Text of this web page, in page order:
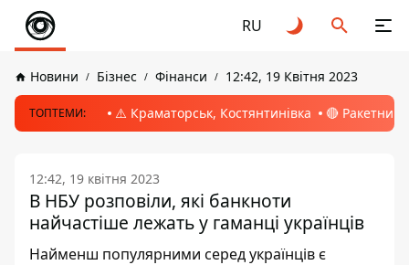
RU
Новини Бізнес Фінанси 12:42, 19 Квітня 2023
ТОПТЕМИ: ⚠️ Краматорськ, Костянтинівка 🔴 Ракетний
12:42, 19 квітня 2023
В НБУ розповіли, які банкноти
найчастіше лежать у гаманці українців
Найменш популярними серед українців є